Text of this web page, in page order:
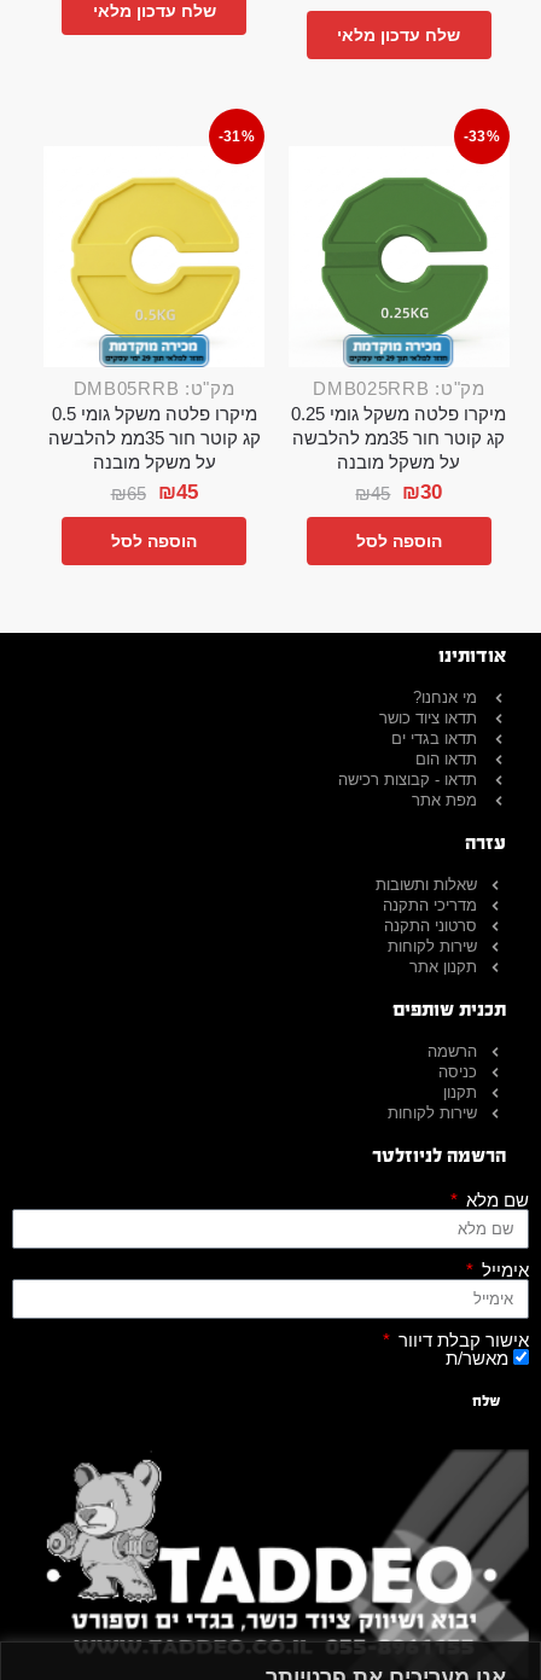
שלח עדכון מלאי
שלח עדכון מלאי
-33%
מק"ט: DMB025RRB
מיקרו פלטה משקל גומי 0.25
קג קוטר חור 35ממ להלבשה
על משקל מובנה
₪45 ₪30
הוספה לסל
-31%
מק"ט: DMB05RRB
מיקרו פלטה משקל גומי 0.5
קג קוטר חור 35ממ להלבשה
על משקל מובנה
₪65 ₪45
הוספה לסל
אודותינו
מי אנחנו?
תדאו ציוד כושר
תדאו בגדי ים
תדאו הום
תדאו - קבוצות רכישה
מפת אתר
עזרה
שאלות ותשובות
מדריכי התקנה
סרטוני התקנה
שירות לקוחות
תקנון אתר
תכנית שותפים
הרשמה
כניסה
תקנון
שירות לקוחות
הרשמה לניוזלטר
שם מלא
אימייל
אישור קבלת דיוור
מאשר/ת
שלח